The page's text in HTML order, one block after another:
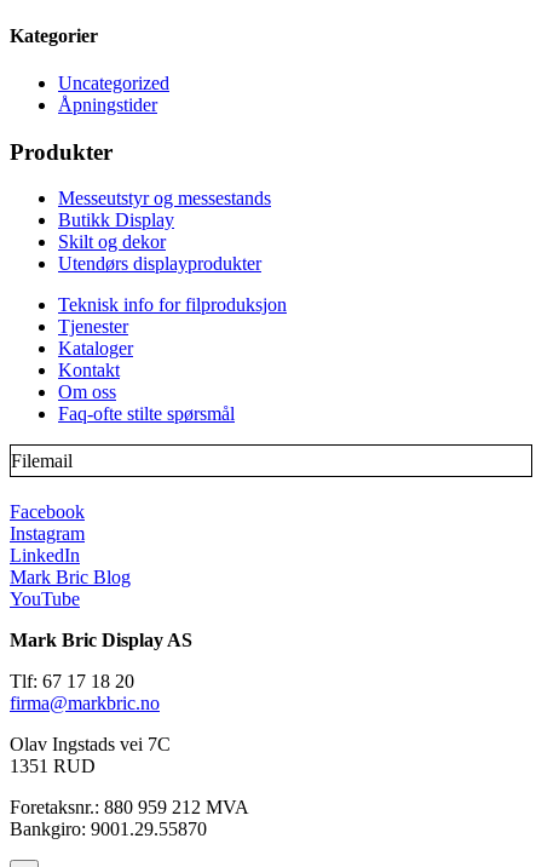
Kategorier
Uncategorized
Åpningstider
Produkter
Messeutstyr og messestands
Butikk Display
Skilt og dekor
Utendørs displayprodukter
Teknisk info for filproduksjon
Tjenester
Kataloger
Kontakt
Om oss
Faq-ofte stilte spørsmål
Filemail
Facebook
Instagram
LinkedIn
Mark Bric Blog
YouTube
Mark Bric Display AS
Tlf: 67 17 18 20
firma@markbric.no
Olav Ingstads vei 7C
1351 RUD
Foretaksnr.: 880 959 212 MVA
Bankgiro: 9001.29.55870